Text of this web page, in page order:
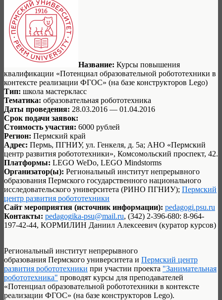
Название: Курсы повышения
квалификации «Потенциал образовательной робототехники в
контексте реализации ФГОС» (на базе конструкторов Lego)
Тип: школа мастеркласс
Тематика: образовательная робототехника
Даты проведения: 28.03.2016 — 01.04.2016
Срок подачи заявок:
Стоимость участия: 6000 рублей
Регион: Пермский край
Адрес: Пермь, ПГНИУ, ул. Генкеля, д. 5а; АНО «Пермский
центр развития робототехники», Комсомольский проспект, 42.
Платформы: LEGO WeDo, LEGO Mindstorms
Организатор(ы): Региональный институт непрерывного
образования Пермского государственного национального
исследовательского университета (РИНО ПГНИУ); Пермский
центр развития робототехники
Сайт мероприятия (источник информации): pedagogi.psu.ru
Контакты: pedagogika-psu@mail.ru, (342) 2-396-680: 8-964-
197-42-44, КОРМИЛИН Даниил Алексеевич (куратор курсов)
Региональный институт непрерывного
образования Пермского университета и Пермский центр
развития робототехники при участии проекта "Занимательная
робототехника" проводят курсы для преподавателей
«Потенциал образовательной робототехники в контексте
реализации ФГОС» (на базе конструкторов Lego).